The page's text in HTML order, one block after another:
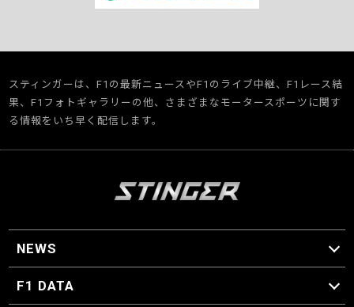
スティンガーは、F1の最新ニュースやF1のライブ中継、F1レース結
果、F1フォトギャラリーの他、さまざまなモータースポーツに関す
る情報をいち早く配信します。
NEWS
F1 ニュース
F1 DATA